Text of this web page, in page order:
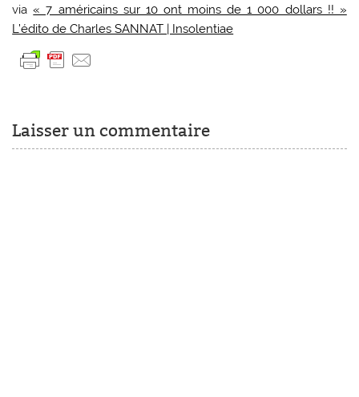
via« 7 américains sur 10 ont moins de 1 000 dollars !! »
L’édito de Charles SANNAT | Insolentiae
Laisser un commentaire